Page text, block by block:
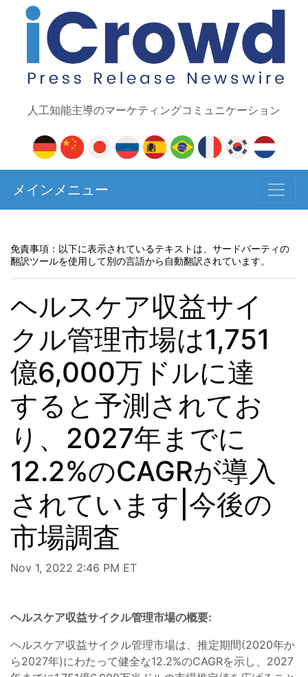
人工知能主導のマーケティングコミュニケーション
メインメニュー
免責事項：以下に表示されているテキストは、サードパーティの
翻訳ツールを使用して別の言語から自動翻訳されています。
ヘルスケア収益サイ
クル管理市場は1,751
億6,000万ドルに達
すると予測されてお
り、2027年までに
12.2%のCAGRが導入
されています|今後の
市場調査
Nov 1, 2022 2:46 PM ET
ヘルスケア収益サイクル管理市場の概要:
ヘルスケア収益サイクル管理市場は、推定期間(2020年か
ら2027年)にわたって健全な12.2%のCAGRを示し、2027